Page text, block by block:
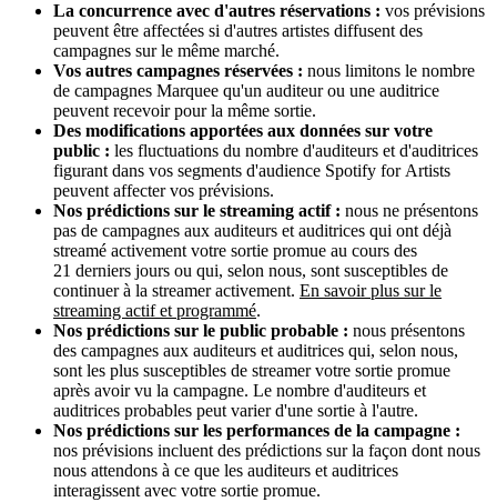
La concurrence avec d'autres réservations : vos prévisions
peuvent être affectées si d'autres artistes diffusent des
campagnes sur le même marché.
Vos autres campagnes réservées : nous limitons le nombre
de campagnes Marquee qu'un auditeur ou une auditrice
peuvent recevoir pour la même sortie.
Des modifications apportées aux données sur votre
public : les fluctuations du nombre d'auditeurs et d'auditrices
figurant dans vos segments d'audience Spotify for Artists
peuvent affecter vos prévisions.
Nos prédictions sur le streaming actif : nous ne présentons
pas de campagnes aux auditeurs et auditrices qui ont déjà
streamé activement votre sortie promue au cours des
21 derniers jours ou qui, selon nous, sont susceptibles de
continuer à la streamer activement. En savoir plus sur le
streaming actif et programmé.
Nos prédictions sur le public probable : nous présentons
des campagnes aux auditeurs et auditrices qui, selon nous,
sont les plus susceptibles de streamer votre sortie promue
après avoir vu la campagne. Le nombre d'auditeurs et
auditrices probables peut varier d'une sortie à l'autre.
Nos prédictions sur les performances de la campagne :
nos prévisions incluent des prédictions sur la façon dont nous
nous attendons à ce que les auditeurs et auditrices
interagissent avec votre sortie promue.